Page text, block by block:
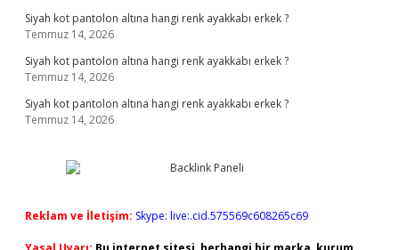
Siyah kot pantolon altına hangi renk ayakkabı erkek ?
Temmuz 14, 2026
Siyah kot pantolon altına hangi renk ayakkabı erkek ?
Temmuz 14, 2026
Siyah kot pantolon altına hangi renk ayakkabı erkek ?
Temmuz 14, 2026
Reklam ve İletişim: Skype: live:.cid.575569c608265c69